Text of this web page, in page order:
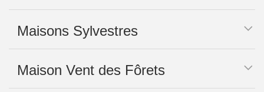
Maisons Sylvestres
Maison Vent des Fôrets